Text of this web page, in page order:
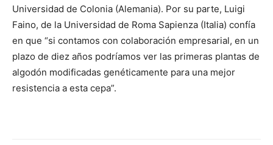
Universidad de Colonia (Alemania). Por su parte, Luigi
Faino, de la Universidad de Roma Sapienza (Italia) confía
en que “si contamos con colaboración empresarial, en un
plazo de diez años podríamos ver las primeras plantas de
algodón modificadas genéticamente para una mejor
resistencia a esta cepa”.